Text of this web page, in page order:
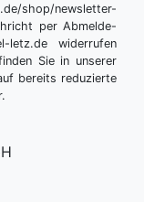
shop/newsletter-
per Abmelde-
widerrufen
Sie in unserer
bereits reduzierte